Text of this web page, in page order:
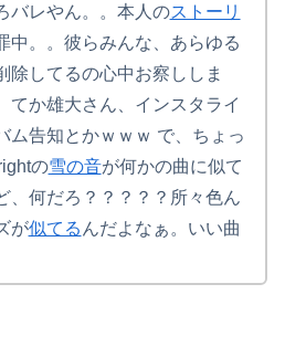
バレやん。。本人のストーリ
中。。彼らみんな、あらゆる
除してるの心中お察ししま
てか雄大さん、インスタライ
ム告知とかｗｗｗ で、ちょっ
の雪の音が何かの曲に似て
、何だろ？？？？？所々色ん
が似てる んだよなぁ。いい曲